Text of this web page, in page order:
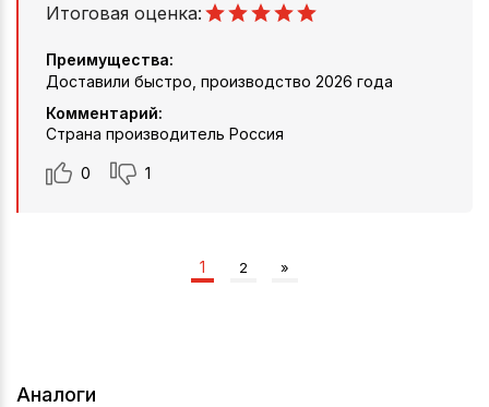
Итоговая оценка:
Преимущества:
Доставили быстро, производство 2026 года
Комментарий:
Страна производитель Россия
0 1
1 2 »
Аналоги